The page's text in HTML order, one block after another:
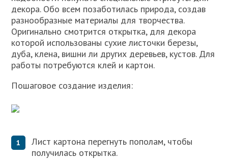
декора. Обо всем позаботилась природа, создав
разнообразные материалы для творчества.
Оригинально смотрится открытка, для декора
которой использованы сухие листочки березы,
дуба, клена, вишни ли других деревьев, кустов. Для
работы потребуются клей и картон.
Пошаговое создание изделия:
Лист картона перегнуть пополам, чтобы
получилась открытка.